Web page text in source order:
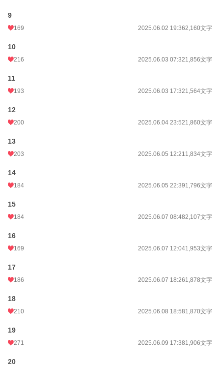
9
169 2025.06.02 19:362,160文字
10
216 2025.06.03 07:321,856文字
11
193 2025.06.03 17:321,564文字
12
200 2025.06.04 23:521,860文字
13
203 2025.06.05 12:211,834文字
14
184 2025.06.05 22:391,796文字
15
184 2025.06.07 08:482,107文字
16
169 2025.06.07 12:041,953文字
17
186 2025.06.07 18:261,878文字
18
210 2025.06.08 18:581,870文字
19
271 2025.06.09 17:381,906文字
20